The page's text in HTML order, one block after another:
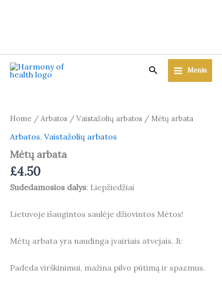
content
Search Meniu
Home / Arbatos / Vaistažolių arbatos / Mėtų arbata
Arbatos, Vaistažolių arbatos
Mėtų arbata
£4.50
Sudedamosios dalys: Liepžiedžiai
Lietuvoje išaugintos saulėje džiovintos Mėtos!
Mėtų arbata yra naudinga įvairiais atvejais. Ji:
Padeda virškinimui, mažina pilvo pūtimą ir spazmus.